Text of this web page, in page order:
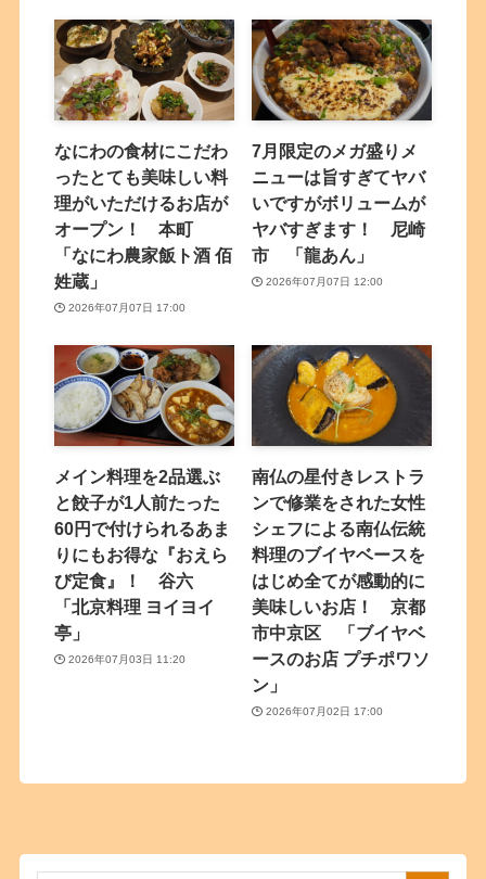
なにわの食材にこだわ
ったとても美味しい料
理がいただけるお店が
オープン！ 本町
「なにわ農家飯ト酒 佰
姓蔵」
2026年07月07日 17:00
7月限定のメガ盛りメ
ニューは旨すぎてヤバ
いですがボリュームが
ヤバすぎます！ 尼崎
市 「龍あん」
2026年07月07日 12:00
メイン料理を2品選ぶ
と餃子が1人前たった
60円で付けられるあま
りにもお得な『おえら
び定食』！ 谷六
「北京料理 ヨイヨイ
亭」
2026年07月03日 11:20
南仏の星付きレストラ
ンで修業をされた女性
シェフによる南仏伝統
料理のブイヤベースを
はじめ全てが感動的に
美味しいお店！ 京都
市中京区 「ブイヤベ
ースのお店 プチポワソ
ン」
2026年07月02日 17:00